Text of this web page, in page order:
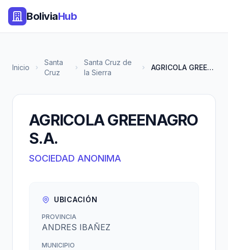
BoliviaHub
Inicio
Santa
Cruz
Santa Cruz de
la Sierra
AGRICOLA GREENAGRO S.A.
AGRICOLA GREENAGRO
S.A.
SOCIEDAD ANONIMA
UBICACIÓN
PROVINCIA
ANDRES IBAÑEZ
MUNICIPIO